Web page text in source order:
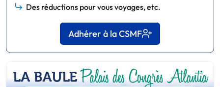
Des réductions pour vous voyages, etc.
Adhérer à la CSMF